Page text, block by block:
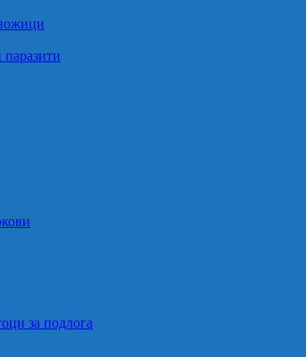
за подлога